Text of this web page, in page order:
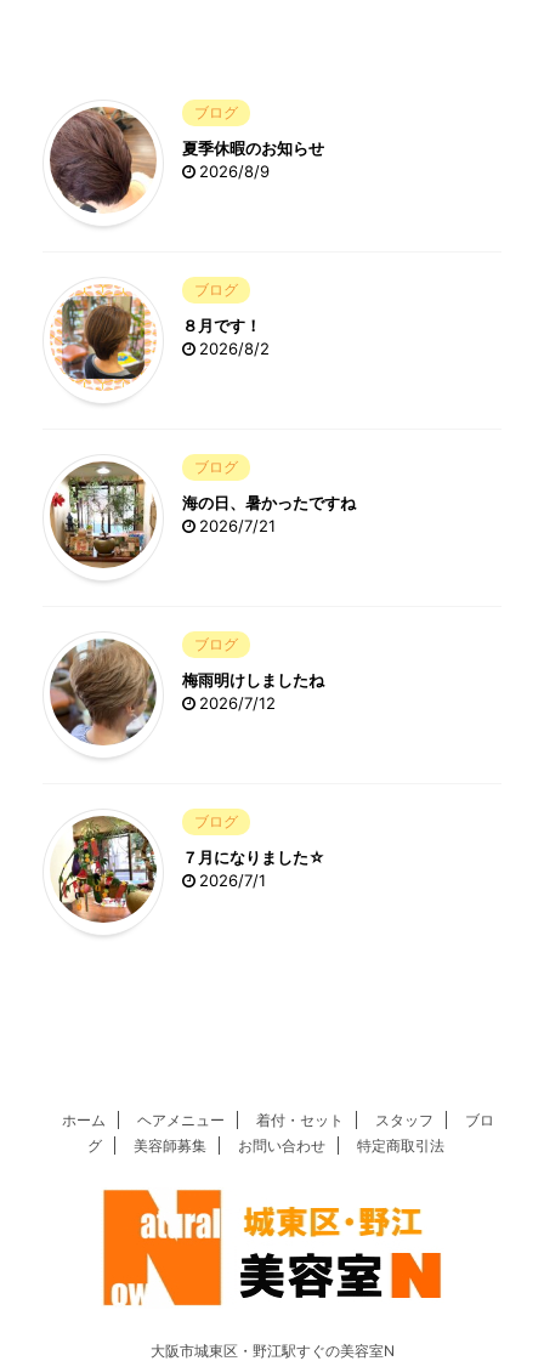
ブログ
夏季休暇のお知らせ
2026/8/9
ブログ
８月です！
2026/8/2
ブログ
海の日、暑かったですね
2026/7/21
ブログ
梅雨明けしましたね
2026/7/12
ブログ
７月になりました☆
2026/7/1
ホーム ヘアメニュー 着付・セット スタッフ
ブロ
グ
美容師募集 お問い合わせ 特定商取引法
大阪市城東区・野江駅すぐの美容室N